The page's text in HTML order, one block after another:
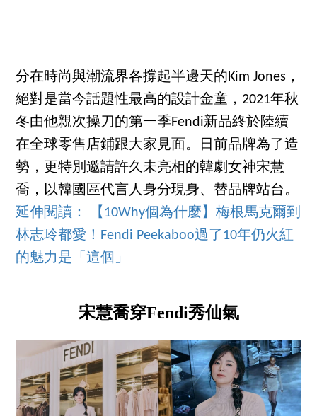
分在時尚與潮流界各撐起半邊天的Kim Jones，
絕對是當今話題性最高的設計金童，2021年秋
冬由他親次操刀的第一季Fendi新品終於陸續
在全球零售店鋪跟大家見面。日前品牌為了造
勢，更特別邀請許久未亮相的韓劇女神宋慧
喬，以韓國區代言人身分現身、替品牌站台。
延伸閱讀： 【10Why個為什麼】梅根馬克爾到
林志玲都愛！Fendi Peekaboo過了10年仍火紅
的魅力是「這個」
宋慧喬穿Fendi秀仙氣